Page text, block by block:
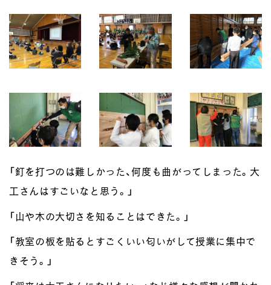
「釘を打つのは難しかった、何度も曲がってしまった。大
工さんはすごいなと思う。」
「山や木の大切さを知ることはできた。」
「教室の板を貼るとすごくいい匂いがして授業に集中で
きそう。」